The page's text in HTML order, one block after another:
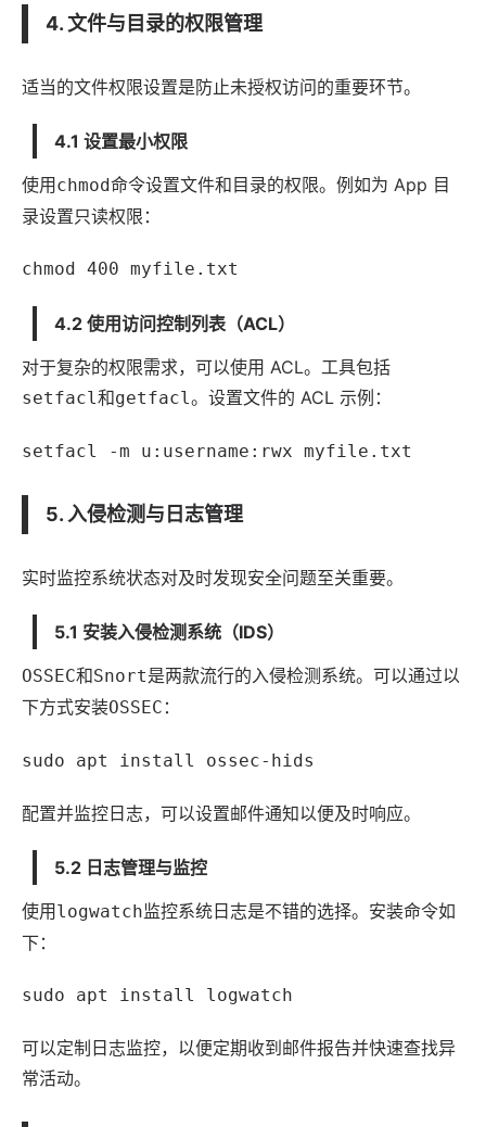
4. 文件与目录的权限管理
适当的文件权限设置是防止未授权访问的重要环节。
4.1 设置最小权限
使用chmod命令设置文件和目录的权限。例如为 App 目
录设置只读权限：
chmod 400 myfile.txt
4.2 使用访问控制列表（ACL）
对于复杂的权限需求，可以使用 ACL。工具包括
setfacl 和getfacl 。设置文件的 ACL 示例：
setfacl -m u:username:rwx myfile.txt
5. 入侵检测与日志管理
实时监控系统状态对及时发现安全问题至关重要。
5.1 安装入侵检测系统（IDS）
OSSEC和Snort是两款流行的入侵检测系统。可以通过以
下方式安装OSSEC ：
sudo apt install ossec-hids
配置并监控日志，可以设置邮件通知以便及时响应。
5.2 日志管理与监控
使用logwatch监控系统日志是不错的选择。安装命令如
下：
sudo apt install logwatch
可以定制日志监控，以便定期收到邮件报告并快速查找异
常活动。